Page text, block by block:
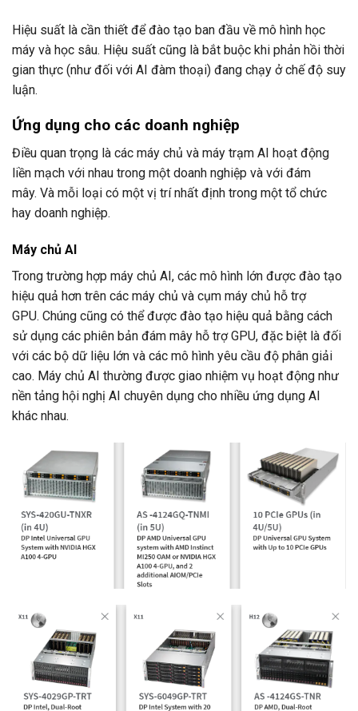
Hiệu suất là cần thiết để đào tạo ban đầu về mô hình học
máy và học sâu. Hiệu suất cũng là bắt buộc khi phản hồi thời
gian thực (như đối với AI đàm thoại) đang chạy ở chế độ suy
luận.
Ứng dụng cho các doanh nghiệp
Điều quan trọng là các máy chủ và máy trạm AI hoạt động
liền mạch với nhau trong một doanh nghiệp và với đám
mây. Và mỗi loại có một vị trí nhất định trong một tổ chức
hay doanh nghiệp.
Máy chủ AI
Trong trường hợp máy chủ AI, các mô hình lớn được đào tạo
hiệu quả hơn trên các máy chủ và cụm máy chủ hỗ trợ
GPU. Chúng cũng có thể được đào tạo hiệu quả bằng cách
sử dụng các phiên bản đám mây hỗ trợ GPU, đặc biệt là đối
với các bộ dữ liệu lớn và các mô hình yêu cầu độ phân giải
cao. Máy chủ AI thường được giao nhiệm vụ hoạt động như
nền tảng hội nghị AI chuyên dụng cho nhiều ứng dụng AI
khác nhau.